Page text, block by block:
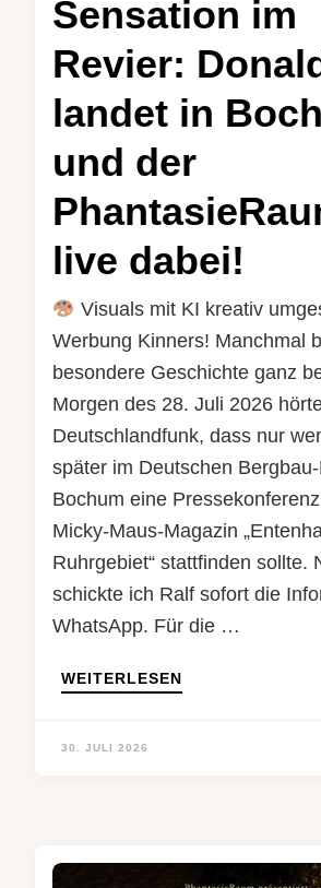
Sensation im
Revier:
landet in
und der
live dabei!
Visuals mit KI kreativ
Werbung Kinners! Manchmal
besondere Geschichte ganz
Morgen des 28. Juli 2026
Deutschlandfunk, dass nur
später im Deutschen
Bochum eine
Micky-Maus-Magazin
Ruhrgebiet“ stattfinden sollte.
schickte ich Ralf sofort die
WhatsApp. Für die …
WEITERLESEN
30. JULI 2026